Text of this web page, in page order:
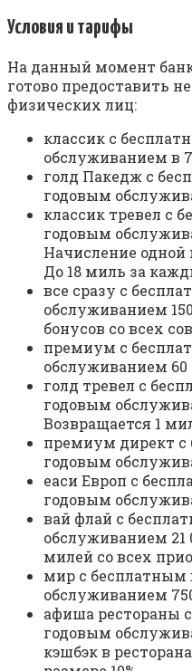
Условия и тарифы
На данный момент
готово предоставить
физических лиц:
классик с
обслуживанием в
голд Пакедж с
годовым
классик тревел с
годовым
Начисление
До 18 миль за
все сразу с
обслуживанием
бонусов со всех
премиум с
обслуживанием 60
голд тревел с
годовым
Возвращается 1
премиум директ
годовым
еаси Европ с
годовым
вай флай с
обслуживанием 21
милей со всех
мир с
обслуживанием
афиша рестораны
годовым
кэшбэк в